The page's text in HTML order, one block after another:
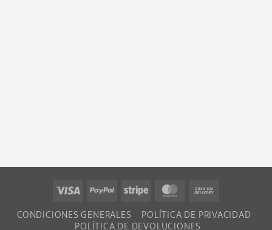
Visa PayPalStripe MasterCard
On
CONDICIONES GENERALES POLÍTICA DE PRIVACIDAD
POLÍTICA DE DEVOLUCIONES